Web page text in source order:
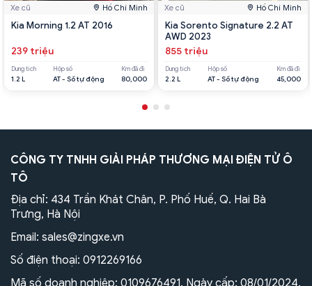
Xe cũ Hồ Chí Minh
Kia Morning 1.2 AT 2016
239 triệu
Dung tích
1.2 L
Hộp số
AT - Số tự động
Km đã đi
80,000
Xe cũ Hồ Chí Minh
Kia Sorento Signature 2.2 AT
AWD 2023
855 triệu
Dung tích
2.2 L
Hộp số
AT - Số tự động
Km đã đi
45,000
CÔNG TY TNHH GIẢI PHÁP THƯƠNG MẠI ĐIỆN TỬ Ô
TÔ
Địa chỉ: 434 Trần Khát Chân, P. Phố Huế, Q. Hai Bà
Trưng, Hà Nội
Email: sales@zingxe.vn
Số điện thoại: 0912269166
Mã số doanh nghiệp: 0109676491. Ngày cấp: 08/01/2024.